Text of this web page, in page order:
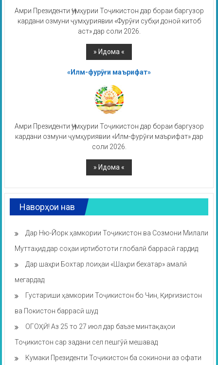
Амри Президенти Ҷумҳурии Тоҷикистон дар бораи баргузор
кардани озмуни ҷумҳуриявии «Фурӯғи субҳи доноӣ китоб
аст» дар соли 2026.
«Илм-фурӯғи маърифат»
Амри Президенти Ҷумҳурии Тоҷикистон дар бораи баргузор
кардани озмуни ҷумҳуриявии «Илм-фурӯғи маърифат» дар
соли 2026.
Наворҳои нав
Дар Ню-Йорк ҳамкории Тоҷикистон ва Созмони Милали
Муттаҳид дар соҳаи иртибототи глобалӣ баррасӣ гардид
Дар шаҳри Бохтар лоиҳаи «Шаҳри бехатар» амалӣ
мегардад
Густариши ҳамкории Тоҷикистон бо Чин, Қирғизистон
ва Покистон баррасӣ шуд
ОГОҲӢ! Аз 25 то 27 июл дар баъзе минтақаҳои
Тоҷикистон сар задани сел пешгӯӣ мешавад
Кумаки Президенти Тоҷикистон ба сокинони аз офати